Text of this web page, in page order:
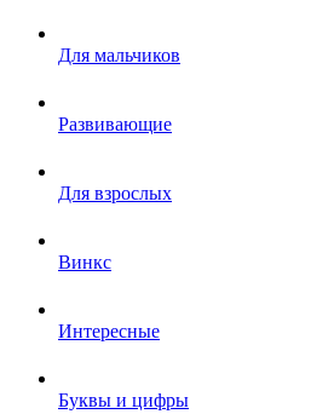
Для мальчиков
Развивающие
Для взрослых
Винкс
Интересные
Буквы и цифры